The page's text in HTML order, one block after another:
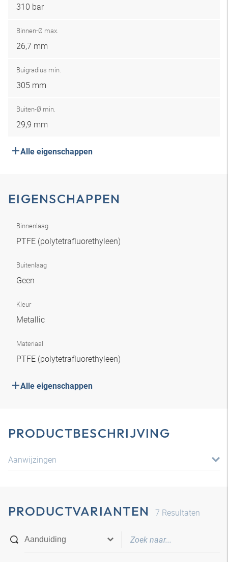
310 bar
Binnen-Ø max.
26,7 mm
Buigradius min.
305 mm
Buiten-Ø min.
29,9 mm
Alle eigenschappen
EIGENSCHAPPEN
Binnenlaag
PTFE (polytetrafluorethyleen)
Buitenlaag
Geen
Kleur
Metallic
Materiaal
PTFE (polytetrafluorethyleen)
Alle eigenschappen
PRODUCTBESCHRIJVING
Aanwijzingen
PRODUCTVARIANTEN 7 Resultaten